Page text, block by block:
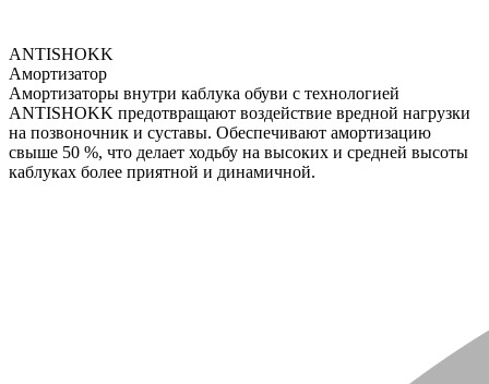
ANTISHOKK
Амортизатор
Амортизаторы внутри каблука обуви с технологией
ANTISHOKK предотвращают воздействие вредной нагрузки
на позвоночник и суставы. Обеспечивают амортизацию
свыше 50 %, что делает ходьбу на высоких и средней высоты
каблуках более приятной и динамичной.